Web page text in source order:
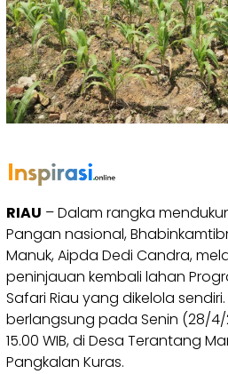
RIAU – Dalam rangka
Pangan nasional,
Manuk, Aipda Dedi Candra,
peninjauan kembali lahan
Safari Riau yang dikelola
berlangsung pada Senin (28/4/
15.00 WIB, di Desa Terantang
Pangkalan Kuras.